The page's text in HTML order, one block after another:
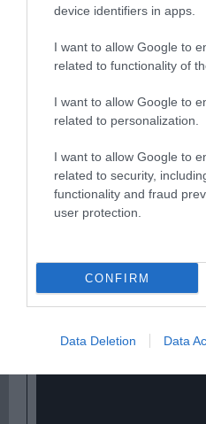
device identifiers in apps.
I want to allow Google to
related to functionality of
I want to allow Google to
related to personalization.
I want to allow Google to
related to security,
functionality and fraud
user protection.
CONFIRM
Data Deletion Data
ΟΠΟΥ ΚΙ ΑΝ ΠΑΣ –